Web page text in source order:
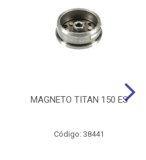
MAGNETO TITAN 150 ES
Código: 38441